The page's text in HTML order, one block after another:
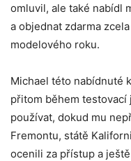
omluvil, ale také nabídl
a objednat zdarma
modelového roku.
Michael této nabídnuté
přitom během testovací
používat, dokud mu
Fremontu, státě
ocenili za přístup a